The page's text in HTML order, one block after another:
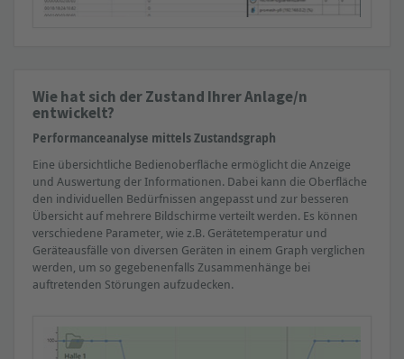
» Erforderliche Hardware
Fehlertelegramme
Gerätediagnose
Buslast
Wie hat sich der Zustand Ihrer Anlage/n
entwickelt?
Performanceanalyse mittels Zustandsgraph
Eine übersichtliche Bedienoberfläche ermöglicht die Anzeige
und Auswertung der Informationen. Dabei kann die Oberfläche
den individuellen Bedürfnissen angepasst und zur besseren
Übersicht auf mehrere Bildschirme verteilt werden. Es können
verschiedene Parameter, wie z.B. Gerätetemperatur und
Geräteausfälle von diversen Geräten in einem Graph verglichen
werden, um so gegebenenfalls Zusammenhänge bei
auftretenden Störungen aufzudecken.